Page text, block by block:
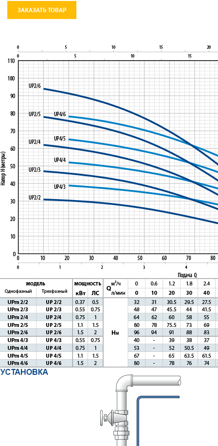
ЗАКАЗАТЬ ТОВАР